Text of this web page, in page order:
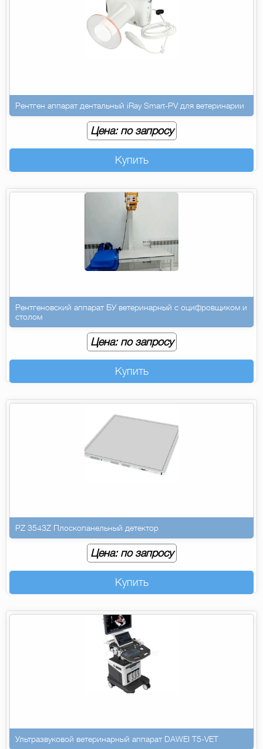
Рентген аппарат дентальный iRay Smart-PV для ветеринарии
Цена: по запросу
Купить
Рентгеновский аппарат БУ ветеринарный с оцифровщиком и
столом
Цена: по запросу
Купить
PZ 3543Z Плоскопанельный детектор
Цена: по запросу
Купить
Ультразвуковой ветеринарный аппарат DAWEI T5-VET